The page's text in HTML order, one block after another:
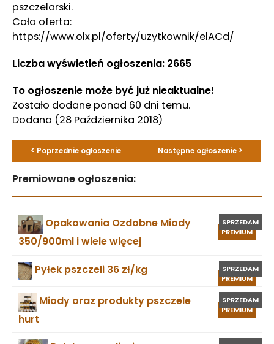
pszczelarski.
Cała oferta:
https://www.olx.pl/oferty/uzytkownik/elACd/
Liczba wyświetleń ogłoszenia: 2665
To ogłoszenie może być już nieaktualne!
Zostało dodane ponad 60 dni temu.
Dodano (28 Października 2018)
< Poprzednie ogłoszenie Następne ogłoszenie >
Premiowane ogłoszenia:
PREMIUM
SPRZEDAM
Opakowania Ozdobne Miody
350/900ml i wiele więcej
PREMIUM
SPRZEDAM
Pyłek pszczeli 36 zł/kg
PREMIUM
SPRZEDAM
Miody oraz produkty pszczele
hurt